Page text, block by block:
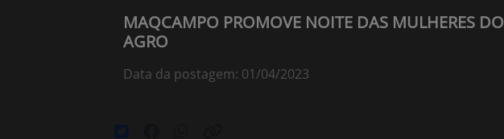
MAQCAMPO PROMOVE NOITE DAS MULHERES DO
AGRO
Data da postagem: 01/04/2023